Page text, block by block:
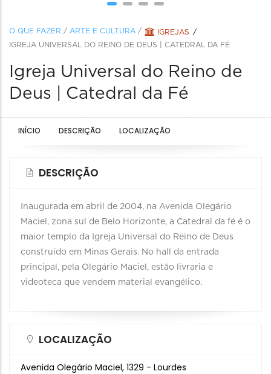
O QUE FAZER / ARTE E CULTURA /
IGREJAS
IGREJA UNIVERSAL DO REINO DE DEUS | CATEDRAL DA FÉ
Igreja Universal do Reino de
Deus | Catedral da Fé
INÍCIO DESCRIÇÃO LOCALIZAÇÃO
DESCRIÇÃO
Inaugurada em abril de 2004, na Avenida Olegário
Maciel, zona sul de Belo Horizonte, a Catedral da fé é o
maior templo da Igreja Universal do Reino de Deus
construído em Minas Gerais. No hall da entrada
principal, pela Olegário Maciel, estão livraria e
videoteca que vendem material evangélico.
LOCALIZAÇÃO
Avenida Olegário Maciel, 1329 - Lourdes